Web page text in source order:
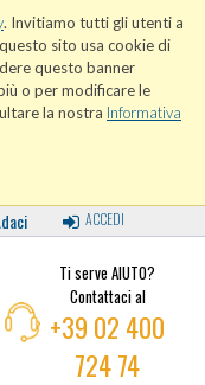
. Invitiamo tutti gli utenti a
sito usa cookie di
questo banner
o per modificare le
la nostra Informativa
ACCEDI
Ti serve AIUTO?
Contattaci al
+39 02 400
724 74